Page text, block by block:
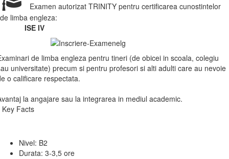
Examen autorizat TRINITY pentru certificarea cunostintelor
de limba engleza:
ISE IV
de limba engleza pentru tineri (de obicei in scoala, colegiu
universitate) precum si pentru profesori si alti adulti care au nevoie
o calificare respectata.
la angajare sau la integrarea in mediul academic.
Key Facts
Nivel: B2
Durata: 3-3,5 ore